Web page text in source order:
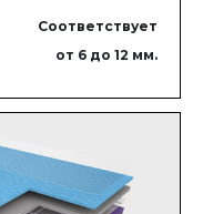
Соответствует
от 6 до 12 мм.